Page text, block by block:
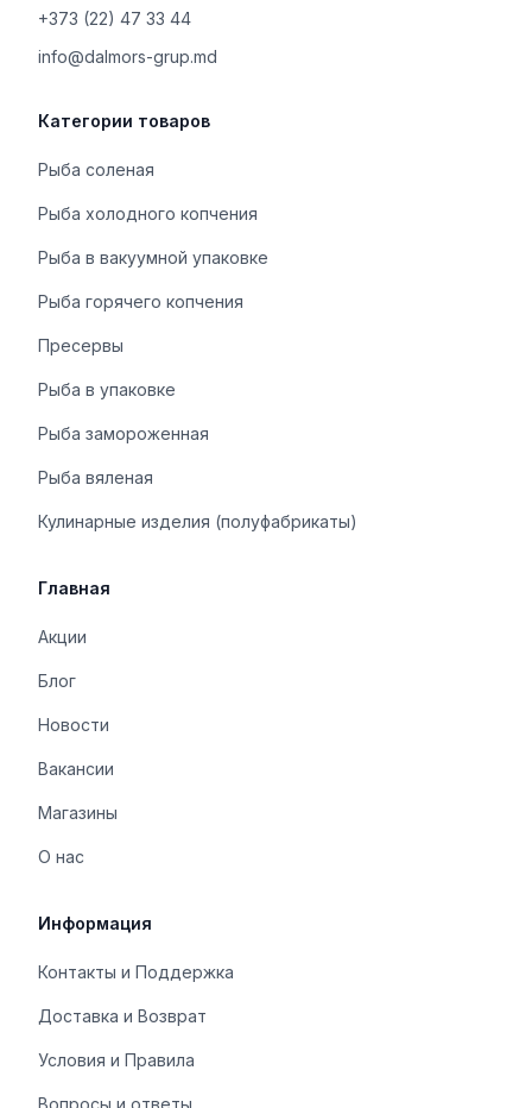
+373 (22) 47 33 44
info@dalmors-grup.md
Категории товаров
Рыба соленая
Рыба холодного копчения
Рыба в вакуумной упаковке
Рыба горячего копчения
Пресервы
Рыба в упаковке
Рыба замороженная
Рыба вяленая
Кулинарные изделия (полуфабрикаты)
Главная
Акции
Блог
Новости
Вакансии
Магазины
О нас
Информация
Контакты и Поддержка
Доставка и Возврат
Условия и Правила
Вопросы и ответы